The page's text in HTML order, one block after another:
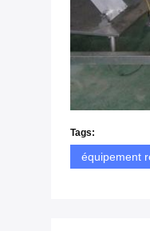
Tags:
équipement